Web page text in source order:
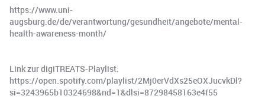
https://www.uni-
augsburg.de/de/verantwortung/gesundheit/angebote/mental-
health-awareness-month/
Link zur digiTREATS-Playlist:
https://open.spotify.com/playlist/2Mj0erVdXs25eOXJucvkDl?
si=3243965b10324698&nd=1&dlsi=87298458163e4f55